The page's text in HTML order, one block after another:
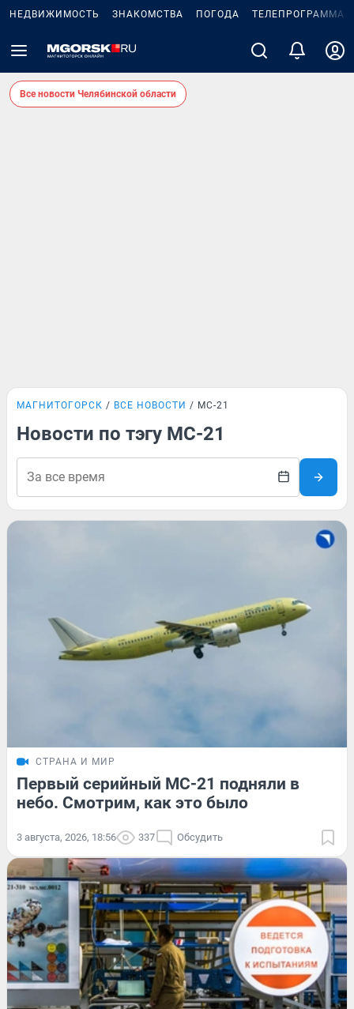
НЕДВИЖИМОСТЬ ЗНАКОМСТВА ПОГОДА ТЕЛЕПРОГРАММА
Все новости Челябинской области
МАГНИТОГОРСК ВСЕ НОВОСТИ МС-21
Новости по тэгу МС-21
СТРАНА И МИР
Первый серийный МС-21 подняли в
небо. Смотрим, как это было
3 августа, 2026, 18:56 337 Обсудить